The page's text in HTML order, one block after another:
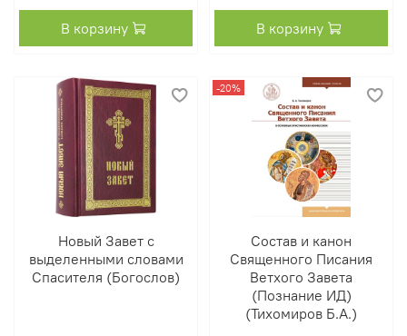
В корзину В корзину
Новый Завет с
выделенными словами
Спасителя (Богослов)
-20%
Состав и канон
Священного Писания
Ветхого Завета
(Познание ИД)
(Тихомиров Б.А.)